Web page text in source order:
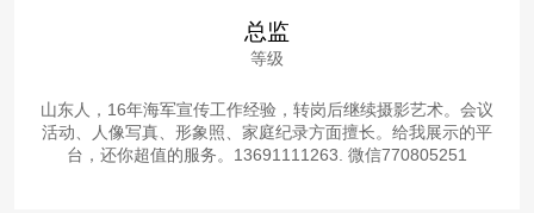
总监
等级
山东人，16年海军宣传工作经验，转岗后继续摄影艺术。会议
活动、人像写真、形象照、家庭纪录方面擅长。给我展示的平
台，还你超值的服务。13691111263. 微信770805251